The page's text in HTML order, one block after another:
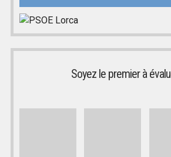
Soyez le premier à